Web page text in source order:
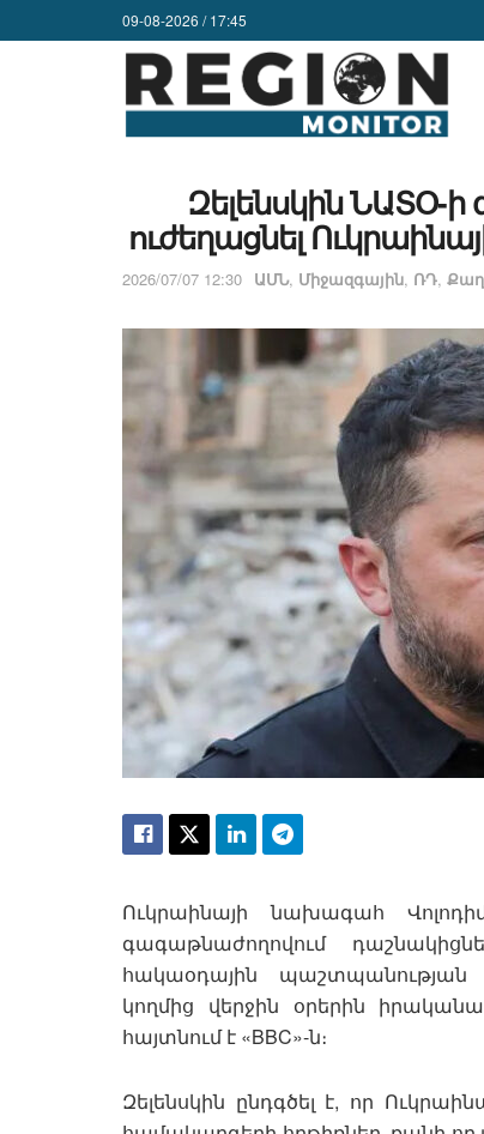
09-08-2026 / 17:45
Զելենսկին ՆԱՏՕ-
ուժեղացնել
2026/07/07 12:30 ԱՄՆ, Միջազգային, ՌԴ,
Ուկրաինայի նախագահ
գագաթնաժողովում
հակաօդային
կողմից վերջին օրերին
հայտնում է «BBC»-ն։
Զելենսկին ընդգծել է, որ